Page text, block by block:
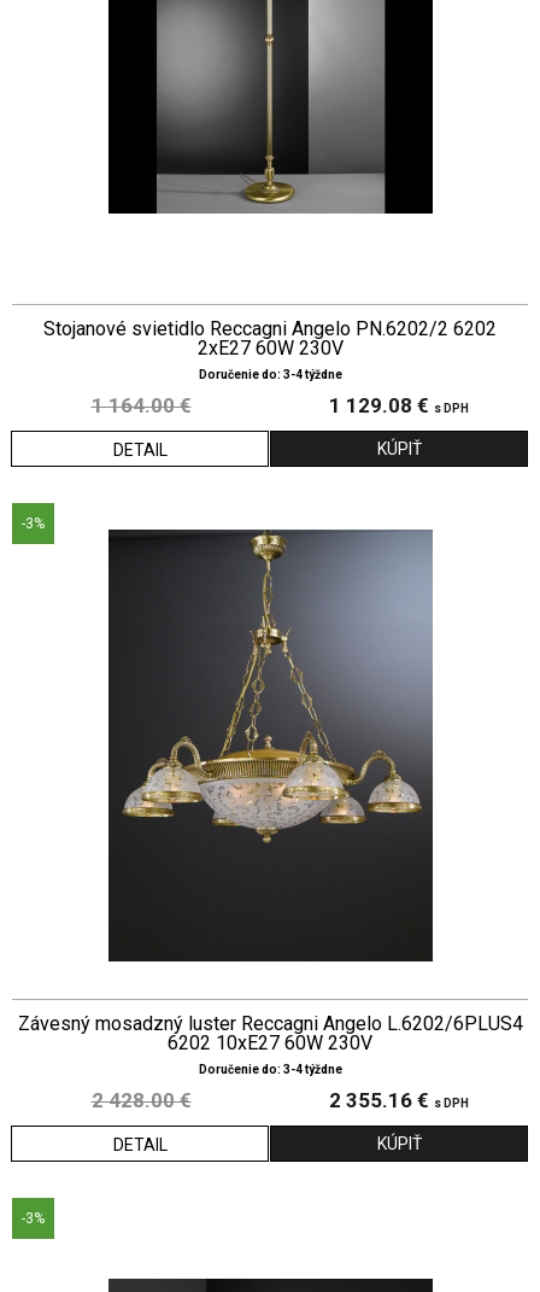
Stojanové svietidlo Reccagni Angelo PN.6202/2 6202
2xE27 60W 230V
Doručenie do: 3-4 týždne
1 164.00 € 1 129.08 € s DPH
DETAIL
-3%
Závesný mosadzný luster Reccagni Angelo L.6202/6PLUS4
6202 10xE27 60W 230V
Doručenie do: 3-4 týždne
2 428.00 € 2 355.16 € s DPH
DETAIL
-3%